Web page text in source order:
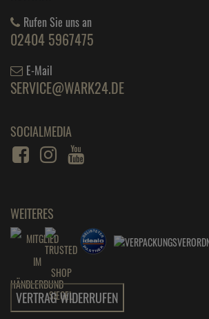
Rufen Sie uns an
02404 5967475
E-Mail
SERVICE@WARK24.DE
SOCIALMEDIA
WEITERES
VERTRAG WIDERRUFEN